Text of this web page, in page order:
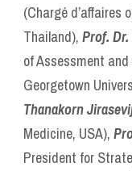
(Chargé d’affaires
Thailand), Prof.
of Assessment
Georgetown
Thanakorn
Medicine, USA),
President for